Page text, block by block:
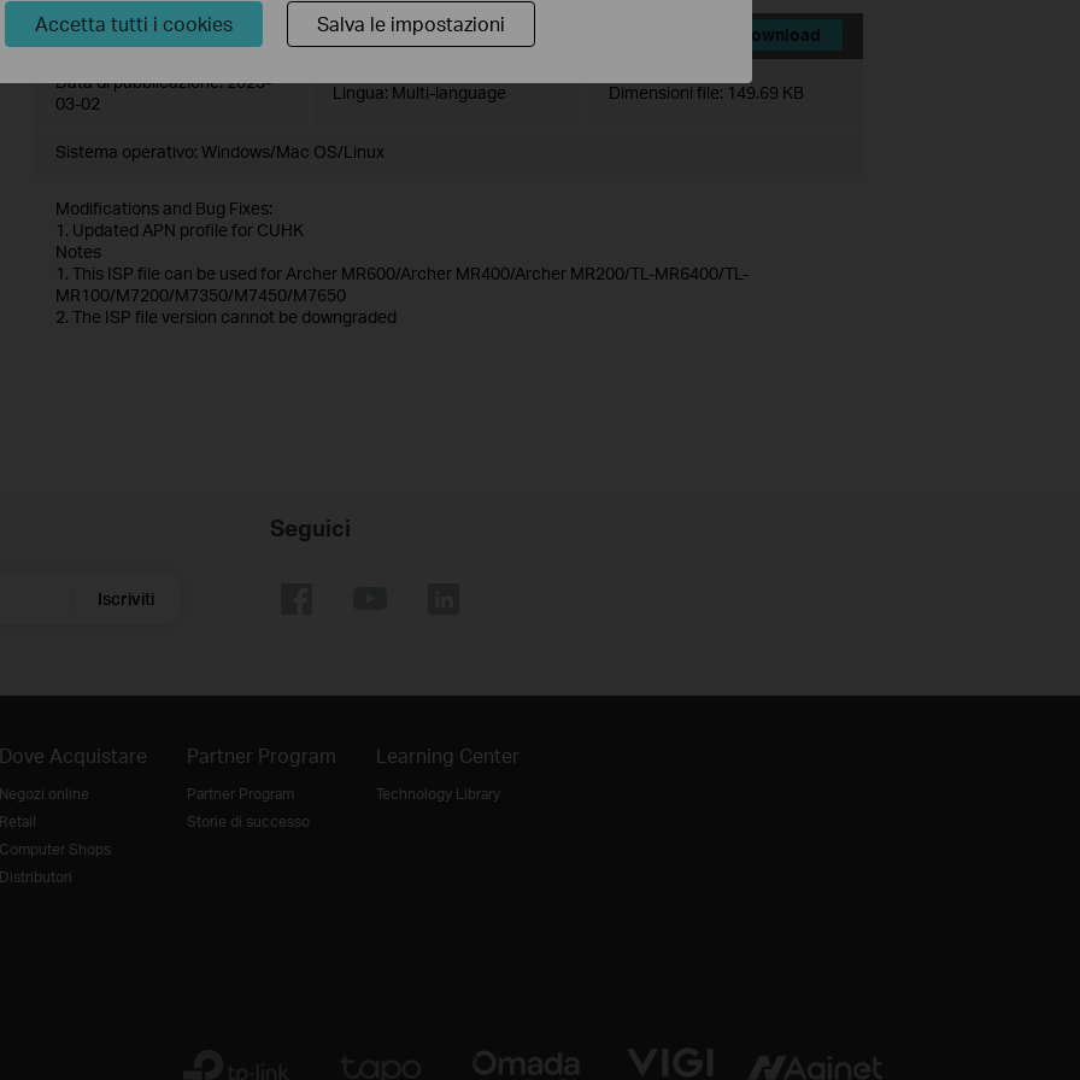
ISP_23021501 Download
Data di pubblicazione:2023-
03-02
Lingua: Multi-language Dimensioni file: 149.69 KB
Sistema operativo: Windows/Mac OS/Linux
Modifications and Bug Fixes:
1. Updated APN profile for CUHK
Notes
1. This ISP file can be used for Archer MR600/Archer MR400/Archer MR200/TL-MR6400/TL-
MR100/M7200/M7350/M7450/M7650
2. The ISP file version cannot be downgraded
Iscriviti
Seguici
Dove Acquistare
Negozi online
Retail
Computer Shops
Distributori
Partner Program
Partner Program
Storie di successo
Learning Center
Technology Library
Accetta tutti i cookies Salva le impostazioni